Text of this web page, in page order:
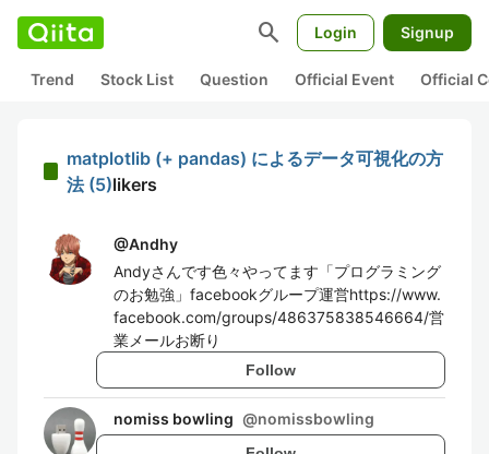
search Login Signup
Trend Stock List Question Official Event Official
matplotlib (+ pandas) によるデータ可視化の方
法 (5)likers
@Andhy
Andyさんです色々やってます「プログラミング
のお勉強」facebookグループ運営https://www.
facebook.com/groups/486375838546664/営
業メールお断り
Follow
nomiss bowling @nomissbowling